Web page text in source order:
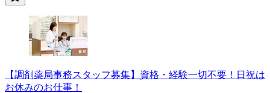
【調剤薬局事務スタッフ募集】資格・経験一切不要！日祝は
お休みのお仕事！